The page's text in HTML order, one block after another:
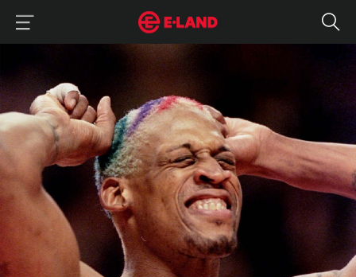
메인 페이지
메인 배너